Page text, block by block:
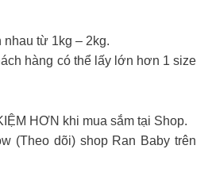
từ 1kg – 2kg.
hàng có thể lấy lớn hơn 1 size
HƠN khi mua sắm tại Shop.
(Theo dõi) shop Ran Baby trên